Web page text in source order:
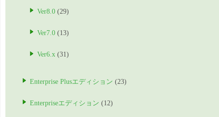
Ver8.0 (29)
Ver7.0 (13)
Ver6.x (31)
Enterprise Plusエディション (23)
Enterpriseエディション (12)